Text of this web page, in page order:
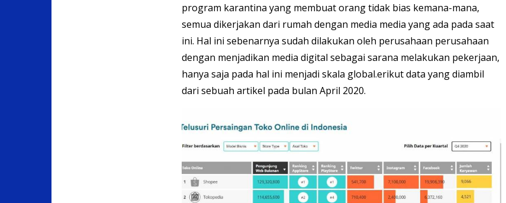
program karantina yang membuat orang tidak bias kemana-mana,
semua dikerjakan dari rumah dengan media media yang ada pada saat
ini. Hal ini sebenarnya sudah dilakukan oleh perusahaan perusahaan
dengan menjadikan media digital sebagai sarana melakukan pekerjaan,
hanya saja pada hal ini menjadi skala global.erikut data yang diambil
dari sebuah artikel pada bulan April 2020.